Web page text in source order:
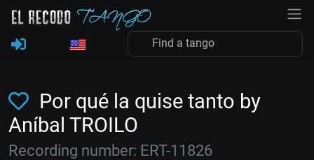
Por qué la quise tanto by
Aníbal TROILO
Recording number: ERT-11826